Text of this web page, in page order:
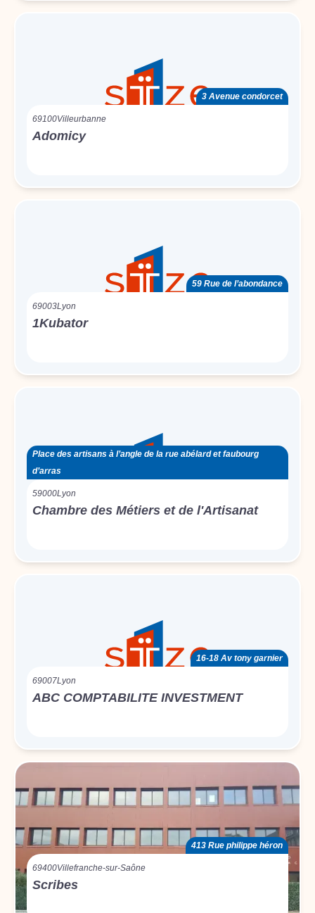
3 Avenue condorcet
69100Villeurbanne
Adomicy
59 Rue de l’abondance
69003Lyon
1Kubator
Place des artisans à l’angle de la rue abélard et faubourg
d’arras
59000Lyon
Chambre des Métiers et de l'Artisanat
16-18 Av tony garnier
69007Lyon
ABC COMPTABILITE INVESTMENT
413 Rue philippe héron
69400Villefranche-sur-Saône
Scribes